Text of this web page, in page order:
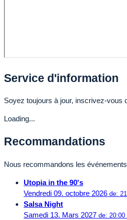
Service d'information
Soyez toujours à jour, inscrivez-vous
Loading...
Recommandations
Nous recommandons les
Utopia in the 90's
Vendredi 09. octobre 2026 de:
Salsa Night
Samedi 13. Mars 2027 de: 20:00